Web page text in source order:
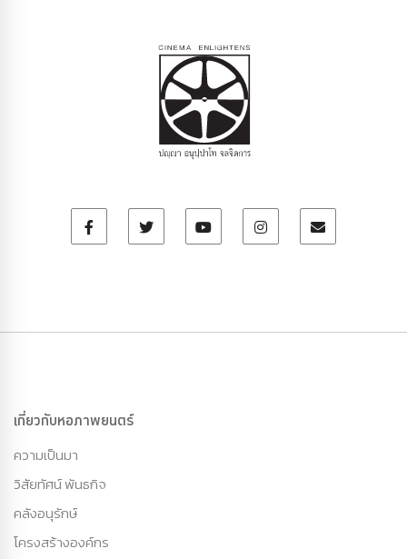
เกี่ยวกับหอภาพยนตร์
ความเป็นมา
วิสัยทัศน์ พันธกิจ
คลังอนุรักษ์
โครงสร้างองค์กร